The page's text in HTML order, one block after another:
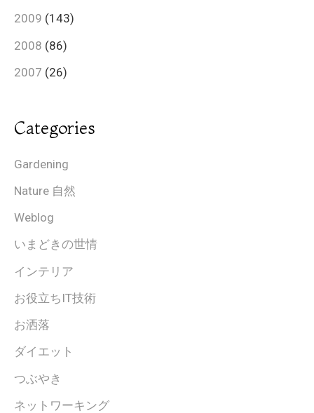
2009 (143)
2008 (86)
2007 (26)
Categories
Gardening
Nature 自然
Weblog
いまどきの世情
インテリア
お役立ちIT技術
お洒落
ダイエット
つぶやき
ネットワーキング